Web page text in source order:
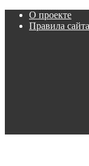
О проекте
Правила сайта